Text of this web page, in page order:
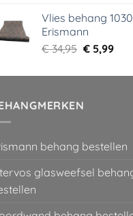
was:
€ 34,95.
is:
Vlies behang
Erismann
€34,95
was:
€5,99
is:
behang bestellen
glasweefsel